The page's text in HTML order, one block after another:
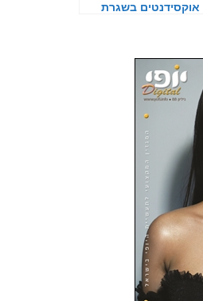
אוקסידנטים בשגרת